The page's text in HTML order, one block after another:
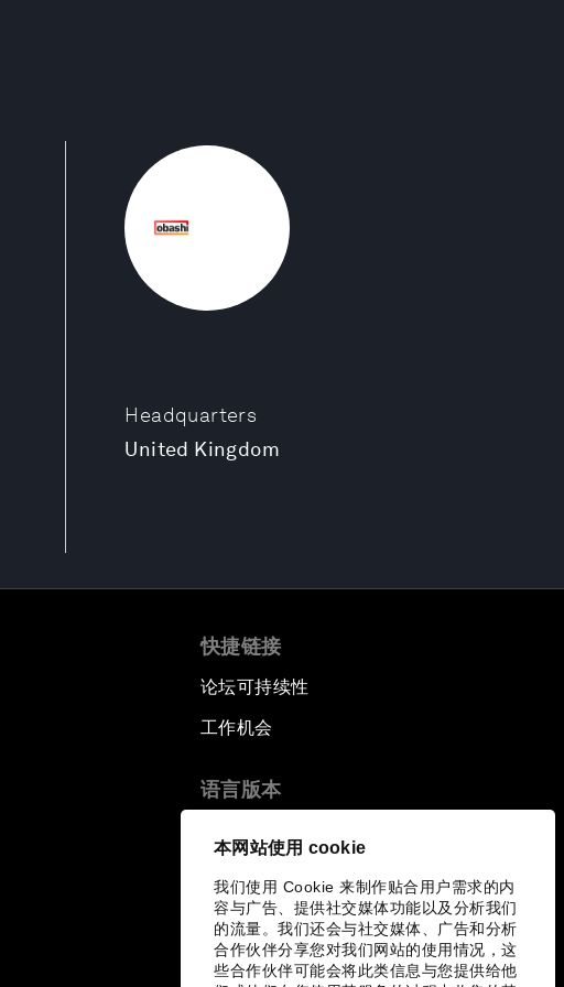
本网站使用 cookie
我们使用 Cookie 来制作贴合用户需求的内
容与广告、提供社交媒体功能以及分析我们
的流量。我们还会与社交媒体、广告和分析
合作伙伴分享您对我们网站的使用情况，这
些合作伙伴可能会将此类信息与您提供给他
Headquarters
United Kingdom
快捷链接
论坛可持续性
工作机会
语言版本